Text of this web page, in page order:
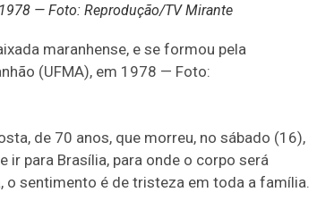
— Foto: Reprodução/TV Mirante
maranhense, e se formou pela
(UFMA), em 1978 — Foto:
de 70 anos, que morreu, no sábado (16),
ir para Brasília, para onde o corpo será
o sentimento é de tristeza em toda a família.